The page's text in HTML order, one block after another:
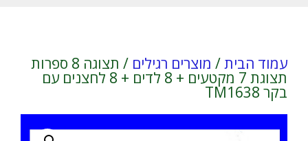
עמוד הבית/ מוצרים רגילים / תצוגה 8 ספרות
תצוגת 7 מקטעים + 8 לדים + 8 לחצנים עם
בקר TM1638